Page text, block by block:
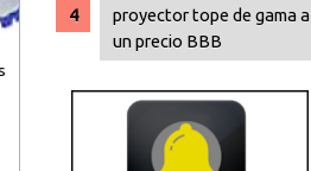
proyector tope de gama a
un precio BBB